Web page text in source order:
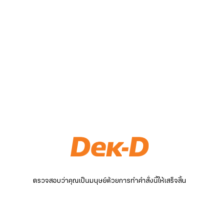
ตรวจสอบว่าคุณเป็นมนุษย์ด้วยการทำคำสั่งนี้ให้เสร็จสิ้น